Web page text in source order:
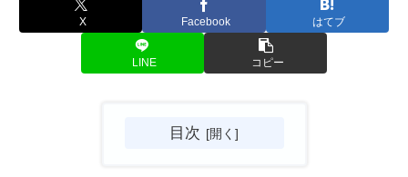
X Facebook はてブ
LINE コピー
目次